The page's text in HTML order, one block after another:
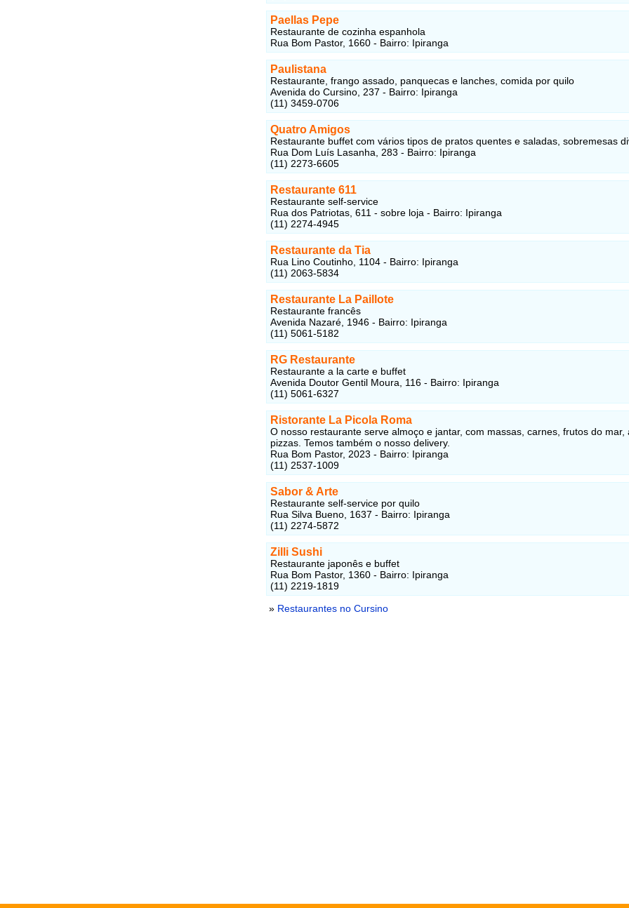
Paellas Pepe
Restaurante de cozinha espanhola
Rua Bom Pastor, 1660 - Bairro: Ipiranga
Paulistana
Restaurante, frango assado, panquecas e lanches, comida por quilo
Avenida do Cursino, 237 - Bairro: Ipiranga
(11) 3459-0706
Quatro Amigos
Restaurante buffet com vários tipos de pratos quentes e saladas, sobremesas
Rua Dom Luís Lasanha, 283 - Bairro: Ipiranga
(11) 2273-6605
Restaurante 611
Restaurante self-service
Rua dos Patriotas, 611 - sobre loja - Bairro: Ipiranga
(11) 2274-4945
Restaurante da Tia
Rua Lino Coutinho, 1104 - Bairro: Ipiranga
(11) 2063-5834
Restaurante La Paillote
Restaurante francês
Avenida Nazaré, 1946 - Bairro: Ipiranga
(11) 5061-5182
RG Restaurante
Restaurante a la carte e buffet
Avenida Doutor Gentil Moura, 116 - Bairro: Ipiranga
(11) 5061-6327
Ristorante La Picola Roma
O nosso restaurante serve almoço e jantar, com massas, carnes, frutos do mar,
pizzas. Temos também o nosso delivery.
Rua Bom Pastor, 2023 - Bairro: Ipiranga
(11) 2537-1009
Sabor & Arte
Restaurante self-service por quilo
Rua Silva Bueno, 1637 - Bairro: Ipiranga
(11) 2274-5872
Zilli Sushi
Restaurante japonês e buffet
Rua Bom Pastor, 1360 - Bairro: Ipiranga
(11) 2219-1819
» Restaurantes no Cursino